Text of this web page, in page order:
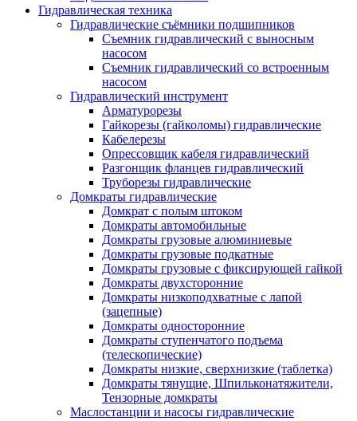
Гидравлическая техника
Гидравлические съёмники подшипников
Съемник гидравлический с выносным
насосом
Съемник гидравлический со встроенным
насосом
Гидравлический инструмент
Арматурорезы
Гайкорезы (гайколомы) гидравлические
Кабелерезы
Опрессовщик кабеля гидравлический
Разгонщик фланцев гидравлический
Труборезы гидравлические
Домкраты гидравлические
Домкрат с полым штоком
Домкраты автомобильные
Домкраты грузовые алюминиевые
Домкраты грузовые подкатные
Домкраты грузовые с фиксирующей гайкой
Домкраты двухсторонние
Домкраты низкоподхватные с лапой
(зацепные)
Домкраты односторонние
Домкраты ступенчатого подъема
(телескопические)
Домкраты низкие, сверхнизкие (таблетка)
Домкраты тянущие, Шпильконатяжители,
Тензорные домкраты
Маслостанции и насосы гидравлические